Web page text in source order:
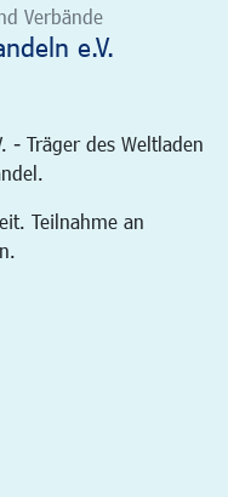
Verbände
e.V.
- Träger des Weltladen
Teilnahme an